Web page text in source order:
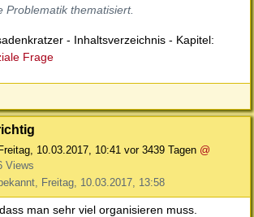
Problematik thematisiert.
- Inhaltsverzeichnis - Kapitel:
Frage
10.03.2017, 10:41 vor 3439 Tagen @
Views
Freitag, 10.03.2017, 13:58
man sehr viel organisieren muss.